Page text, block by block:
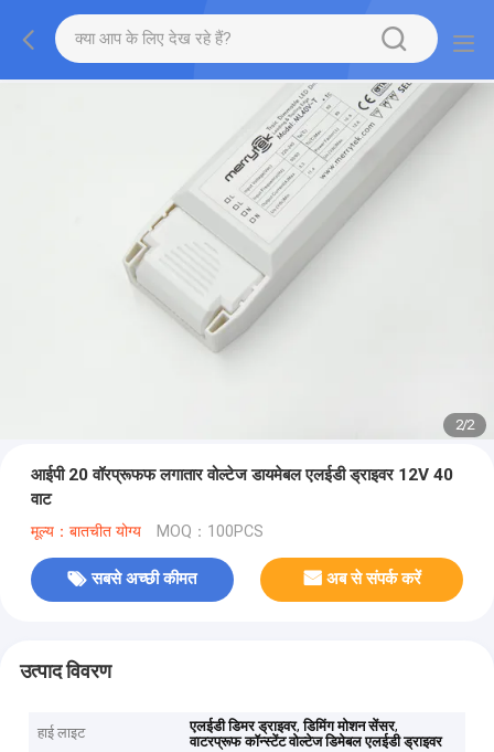
2/2
आईपी ​​20 वॉरप्रूफफ लगातार वोल्टेज डायमेबल एलईडी ड्राइवर 12V 40
वाट
मूल्य：बातचीत योग्य MOQ：100PCS
सबसे अच्छी कीमत अब से संपर्क करें
उत्पाद विवरण
हाई लाइट एलईडी डिमर ड्राइवर,डिमिंग मोशन सेंसर,
वाटरप्रूफ कॉन्स्टेंट वोल्टेज डिमेबल एलईडी ड्राइवर